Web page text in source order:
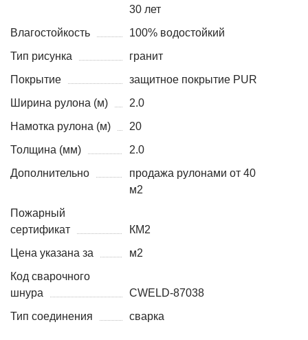
30 лет
Влагостойкость
100% водостойкий
Тип рисунка
гранит
Покрытие
защитное покрытие PUR
Ширина рулона (м)
2.0
Намотка рулона (м)
20
Толщина (мм)
2.0
Дополнительно
продажа рулонами от 40
м2
Пожарный
сертификат
КМ2
Цена указана за
м2
Код сварочного
шнура
CWELD-87038
Тип соединения
сварка